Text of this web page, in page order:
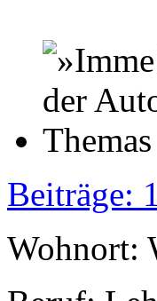
Beiträge: 1
Wohnort: